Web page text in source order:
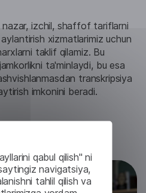
qabul qilish" ni
navigatsiya,
tahlil qilish va
izchil, shaffof tariflarni
xizmatlarimiz uchun
taklif qilamiz. Bu
ta'minlaydi, bu esa
transkripsiya
imkonini beradi.